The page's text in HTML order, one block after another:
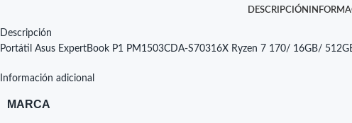
DESCRIPCIÓN
Descripción
Portátil Asus ExpertBook P1 PM1503CDA-S70316X Ryzen 7 170/ 16GB/
Información adicional
MARCA